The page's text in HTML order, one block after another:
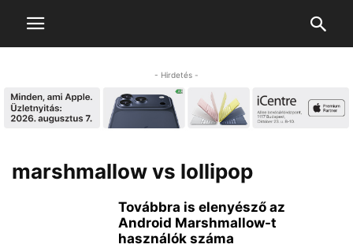
- Hirdetés -
marshmallow vs lollipop
Továbbra is elenyésző az
Android Marshmallow-t
használók száma